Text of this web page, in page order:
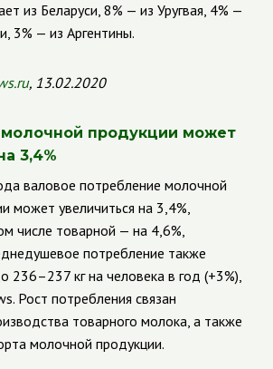
из Беларуси, 8% — из Уругвая, 4% —
3% — из Аргентины.
, 13.02.2020
продукции может
3,4%
валовое потребление молочной
может увеличиться на 3,4%,
числе товарной — на 4,6%,
потребление также
236–237 кг на человека в год (+3%),
Рост потребления связан
товарного молока, а также
молочной продукции.